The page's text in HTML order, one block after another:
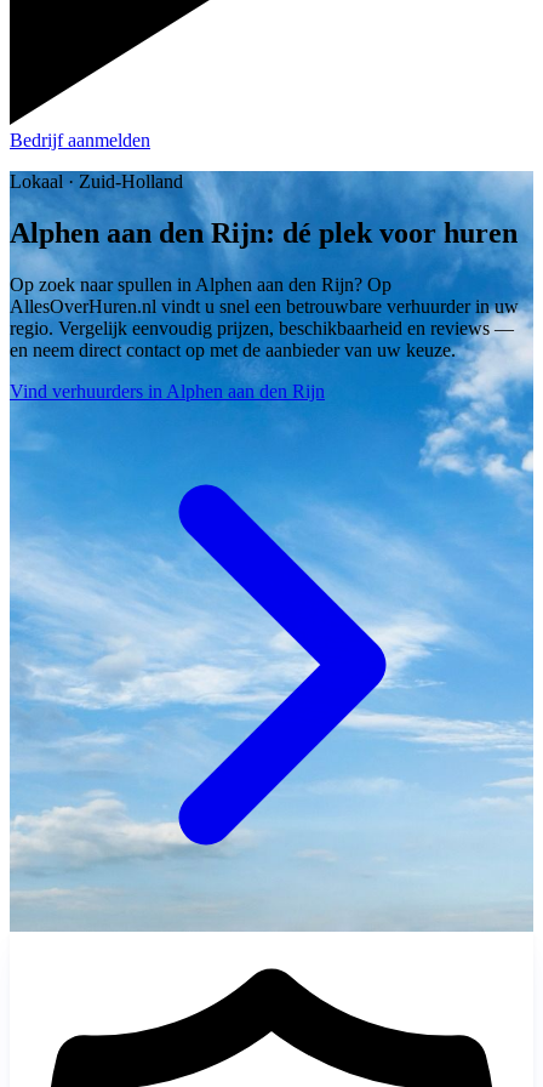
Bedrijf aanmelden
Lokaal · Zuid-Holland
Alphen aan den Rijn: dé plek voor huren
Op zoek naar spullen in Alphen aan den Rijn? Op
AllesOverHuren.nl vindt u snel een betrouwbare verhuurder in uw
regio. Vergelijk eenvoudig prijzen, beschikbaarheid en reviews —
en neem direct contact op met de aanbieder van uw keuze.
Vind verhuurders in Alphen aan den Rijn